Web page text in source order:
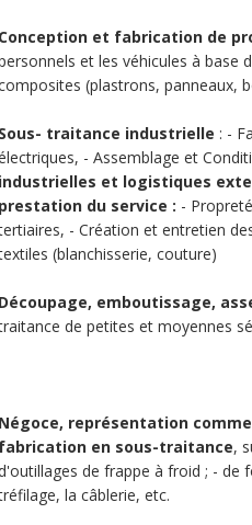
et fabrication de
et les véhicules à base
(plastrons, panneaux,
traitance industrielle : -
- Assemblage et
et logistiques
du service : -
- Création et entretien
(blanchisserie, couture)
emboutissage,
de petites et moyennes
représentation
en sous-traitance,
de frappe à froid ; - de
la câblerie, etc.